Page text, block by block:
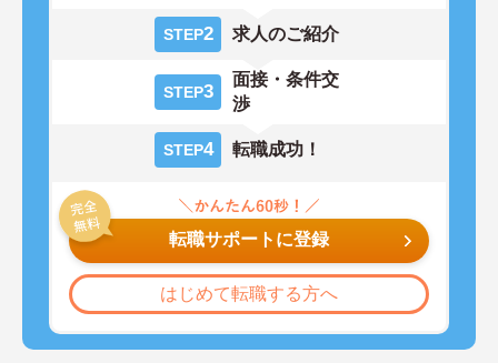
STEP2 求人のご紹介
STEP3
面接・条件交
渉
STEP4 転職成功！
転職サポートに登録
はじめて転職する方へ